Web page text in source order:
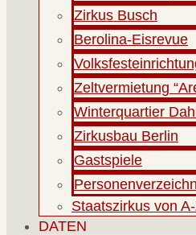
Zirkus Busch
Berolina-Eisrevue
Zeltvermietung
Winterquartier
Zirkusbau Berlin
Gastspiele
Staatszirkus von
DATEN